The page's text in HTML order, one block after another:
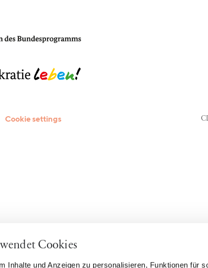
Cookies
Inhalte und Anzeigen zu personalisieren, Funktionen für
Cookie settings